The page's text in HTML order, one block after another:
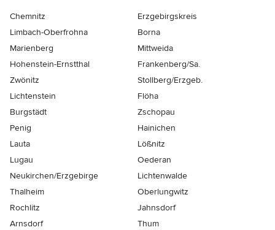
Chemnitz
Erzgebirgskreis
Limbach-Oberfrohna
Borna
Marienberg
Mittweida
Hohenstein-Ernstthal
Frankenberg/Sa.
Zwönitz
Stollberg/Erzgeb.
Lichtenstein
Flöha
Burgstädt
Zschopau
Penig
Hainichen
Lauta
Lößnitz
Lugau
Oederan
Neukirchen/Erzgebirge
Lichtenwalde
Thalheim
Oberlungwitz
Rochlitz
Jahnsdorf
Arnsdorf
Thum